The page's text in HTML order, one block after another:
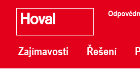
Zajímavosti Řešení